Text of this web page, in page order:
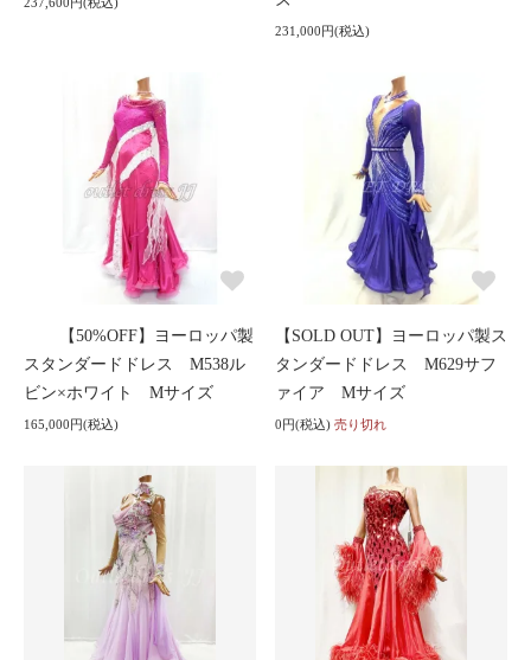
231,000円(税込)
【50%OFF】ヨーロッパ製
スタンダードドレス M538ル
ビン×ホワイト Mサイズ
165,000円(税込)
【SOLD OUT】ヨーロッパ製ス
タンダードドレス M629サフ
ァイア Mサイズ
0円(税込) 売り切れ